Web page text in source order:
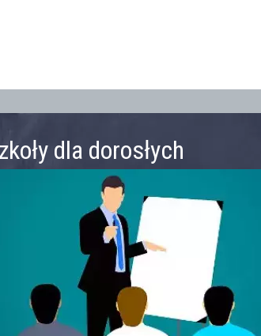
dla dorosłych